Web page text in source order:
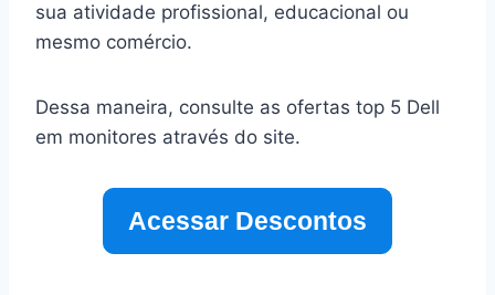
sua atividade profissional, educacional ou
mesmo comércio.
Dessa maneira, consulte as ofertas top 5 Dell
em monitores através do site.
Acessar Descontos